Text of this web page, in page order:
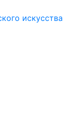
искусства